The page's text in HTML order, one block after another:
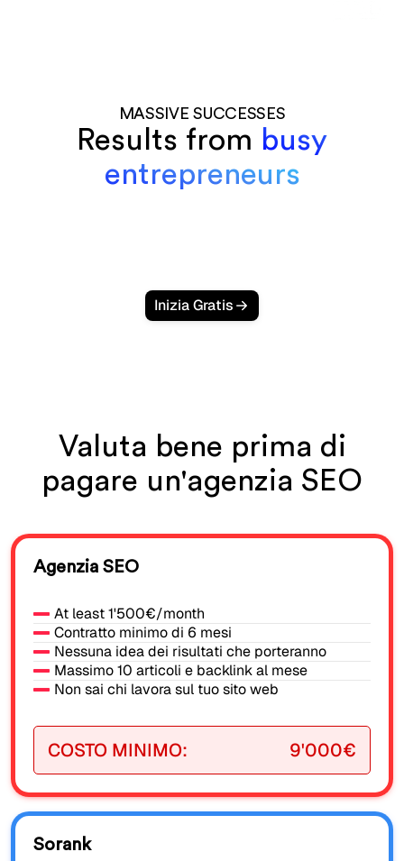
MASSIVE SUCCESSES
Results from busy
entrepreneurs
Inizia Gratis
Valuta bene prima di
pagare un'agenzia SEO
Agenzia SEO
At least 1'500€/month
Contratto minimo di 6 mesi
Nessuna idea dei risultati che porteranno
Massimo 10 articoli e backlink al mese
Non sai chi lavora sul tuo sito web
COSTO MINIMO: 9'000€
Sorank